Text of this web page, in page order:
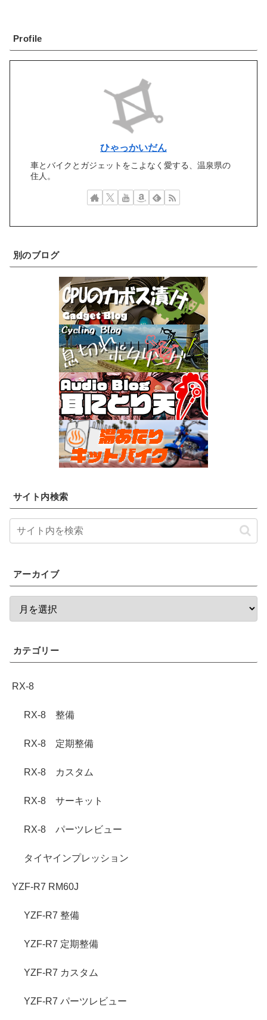
Profile
ひゃっかいだん
車とバイクとガジェットをこよなく愛する、温泉県の
住人。
別のブログ
サイト内検索
アーカイブ
カテゴリー
RX-8
RX-8 整備
RX-8 定期整備
RX-8 カスタム
RX-8 サーキット
RX-8 パーツレビュー
タイヤインプレッション
YZF-R7 RM60J
YZF-R7 整備
YZF-R7 定期整備
YZF-R7 カスタム
YZF-R7 パーツレビュー